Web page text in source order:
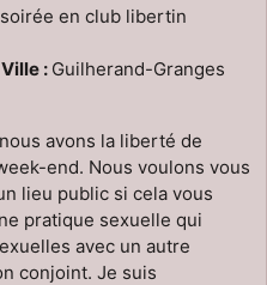
en club libertin
Ville : Guilherand-Granges
avons la liberté de
end. Nous voulons vous
lieu public si cela vous
pratique sexuelle qui
avec un autre
conjoint. Je suis